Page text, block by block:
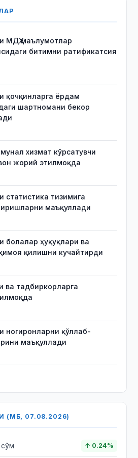
МДҲ маълумотлар
битимни ратификатсия
қочқинларга ёрдам
шартномани бекор
хизмат кўрсатувчи
жорий этилмоқда
статистика тизимига
маъқуллади
болалар ҳуқуқлари ва
қилишни кучайтирди
ва тадбиркорларга
ногиронларни қўллаб-
маъқуллади
(МБ, 07.08.2026)
↑ 0.24%